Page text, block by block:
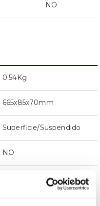
NO
0.54Kg
665x85x70mm
Superficie/Suspendido
NO